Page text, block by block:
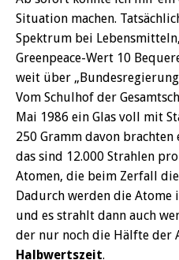
Situation machen.
Spektrum bei
Greenpeace-Wert 10
weit über
Vom Schulhof der
Mai 1986 ein Glas voll mit
250 Gramm davon
das sind 12.000 Strahlen
Atomen, die beim Zerfall
Dadurch werden die
und es strahlt dann auch
der nur noch die Hälfte der
Halbwertszeit.